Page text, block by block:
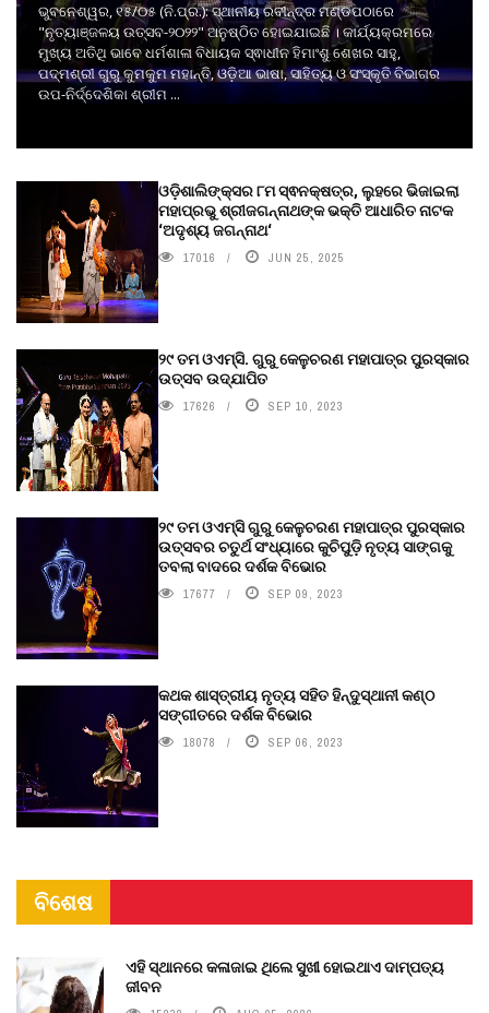
ଭୁବନେଶ୍ୱର, ୧୫/୦୫ (ନି.ପ୍ର.): ସ୍ଥାନୀୟ ରବୀନ୍ଦ୍ର ମଣ୍ଡପଠାରେ
"ନୃତ୍ୟାଞ୍ଜଳୟ ଉତ୍ସବ-୨୦୨୨" ଅନୁଷ୍ଠିତ ହୋଇଯାଇଛି । କାର୍ଯ୍ୟକ୍ରମରେ
ମୁଖ୍ୟ ଅତିଥି ଭାବେ ଧର୍ମଶାଳା ବିଧାୟକ ସ୍ଵାଧୀନ ହିମାଂଶୁ ଶେଖର ସାହୁ,
ପଦ୍ମଶ୍ରୀ ଗୁରୁ କୁମକୁମ ମହାନ୍ତି, ଓଡ଼ିଆ ଭାଷା, ସାହିତ୍ୟ ଓ ସଂସ୍କୃତି ବିଭାଗର
ଉପ-ନିର୍ଦ୍ଦେଶିକା ଶ୍ରୀମ ...
ଓଡ଼ିଶାଲିଙ୍କ୍ସର ୮ମ ସ୍ଵନକ୍ଷତ୍ର, ଲୁହରେ ଭିଜାଇଲା
ମହାପ୍ରଭୁ ଶ୍ରୀଜଗନ୍ନାଥଙ୍କ ଭକ୍ତି ଆଧାରିତ ନାଟକ
‘ଅଦୃଶ୍ୟ ଜଗନ୍ନାଥ‘
17016 JUN 25, 2025
୨୯ ତମ ଓଏମ୍‌ସି. ଗୁରୁ କେଳୁଚରଣ ମହାପାତ୍ର ପୁରସ୍କାର
ଉତ୍ସବ ଉଦ୍‍ଯାପିତ
17626 SEP 10, 2023
୨୯ ତମ ଓଏମ୍‌ସି ଗୁରୁ କେଳୁଚରଣ ମହାପାତ୍ର ପୁରସ୍କାର
ଉତ୍ସବର ଚତୁର୍ଥ ସଂଧ୍ୟାରେ କୁଚିପୁଡ଼ି ନୃତ୍ୟ ସାଙ୍ଗକୁ
ତବଲା ବାଦରେ ଦର୍ଶକ ବିଭୋର
17677 SEP 09, 2023
କଥକ ଶାସ୍ତ୍ରୀୟ ନୃତ୍ୟ ସହିତ ହିନ୍ଦୁସ୍ଥାନୀ କଣ୍ଠ
ସଙ୍ଗୀତରେ ଦର୍ଶକ ବିଭୋର
18078 SEP 06, 2023
ବିଶେଷ
ଏହି ସ୍ଥାନରେ କଳାଜାଇ ଥିଲେ ସୁଖୀ ହୋଇଥାଏ ଦାମ୍ପତ୍ୟ
ଜୀବନ